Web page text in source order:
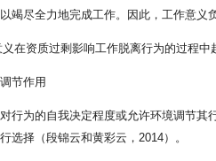
竭尽全力地完成工作。因此，工作意
义在资质过剩影响工作脱离行为的过程中
节作用
行为的自我决定程度或允许环境调节
选择（段锦云和黄彩云，2014）。